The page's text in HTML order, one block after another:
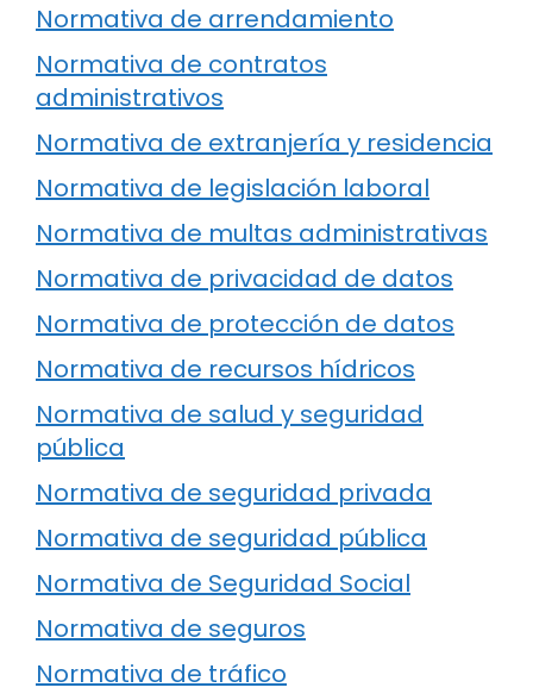
Normativa de arrendamiento
Normativa de contratos
administrativos
Normativa de extranjería y residencia
Normativa de legislación laboral
Normativa de multas administrativas
Normativa de privacidad de datos
Normativa de protección de datos
Normativa de recursos hídricos
Normativa de salud y seguridad
pública
Normativa de seguridad privada
Normativa de seguridad pública
Normativa de Seguridad Social
Normativa de seguros
Normativa de tráfico